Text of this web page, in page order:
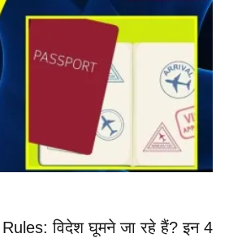
विदेश घूमने जा रहे हैं? इन 4